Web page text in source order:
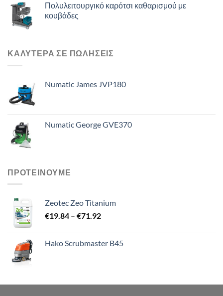
Πολυλειτουργικό καρότσι καθαρισμού με
κουβάδες
ΚΑΛΥΤΕΡΑ ΣΕ ΠΩΛΗΣΕΙΣ
Numatic James JVP180
Numatic George GVE370
ΠΡΟΤΕΙΝΟΥΜΕ
Zeotec Zeo Titanium
€19.84 – €71.92Price
through
Hako Scrubmaster B45